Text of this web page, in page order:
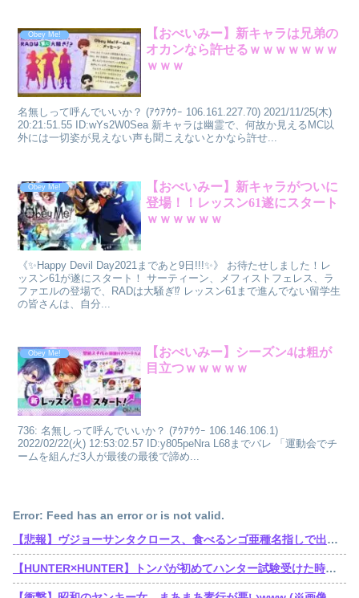
Obey Me!
【おべいみー】新キャラは兄弟の
オカンなら許せるｗｗｗｗｗｗｗ
ｗｗｗ
名無しって呼んでいいか？ (ｱｳｱｳｳｰ 106.161.227.70) 2021/11/25(木)
20:21:51.55 ID:wYs2W0Sea 新キャラは幽霊で、何故か見えるMC以
外には一切姿が見えない声も聞こえないとかなら許せ...
Obey Me!
【おべいみー】新キャラがついに
登場！！レッスン61遂にスタート
ｗｗｗｗｗｗ
《✨Happy Devil Day2021まであと9日!!!✨》 お待たせしました！レ
ッスン61が遂にスタート！ サーティーン、メフィストフェレス、ラ
ファエルの登場で、RADは大騒ぎ⁉ レッスン61まで進んでない留学生
の皆さんは、自分...
Obey Me!
【おべいみー】シーズン4は粗が
目立つｗｗｗｗｗ
736: 名無しって呼んでいいか？ (ｱｳｱｳｳｰ 106.146.106.1)
2022/02/22(火) 12:53:02.57 ID:y805peNra L68までバレ 「運動会でチ
ームを組んだ3人が最後の最後で諦め...
Error: Feed has an error or is not valid.
【悲報】ヴジョーサンタクロース、食べるンゴ亜種名指しで出禁されてた
【HUNTER×HUNTER】トンパが初めてハンター試験受けた時ってゴンより若かったんだね